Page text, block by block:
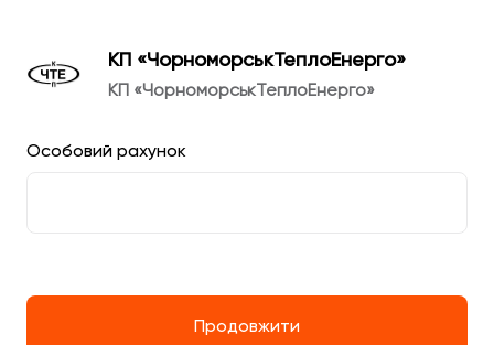
КП «ЧорноморськТеплоЕнерго»
КП «ЧорноморськТеплоЕнерго»
Особовий рахунок
Продовжити